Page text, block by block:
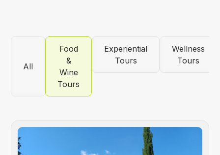
All
Food
&
Wine
Tours
Experiential
Tours
Wellness
Tours